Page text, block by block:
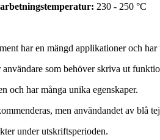
230 - 250 °C
har en mängd applikationer och har
som behöver skriva ut
och har många unika egenskaper.
men användandet av blå
under utskriftsperioden.